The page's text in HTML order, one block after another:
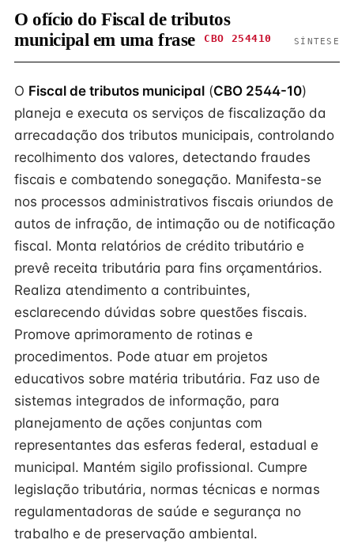
O ofício do Fiscal de tributos
municipal em uma frase
CBO 254410 SÍNTESE
O Fiscal de tributos municipal (CBO 2544-10)
planeja e executa os serviços de fiscalização da
arrecadação dos tributos municipais, controlando
recolhimento dos valores, detectando fraudes
fiscais e combatendo sonegação. Manifesta-se
nos processos administrativos fiscais oriundos de
autos de infração, de intimação ou de notificação
fiscal. Monta relatórios de crédito tributário e
prevê receita tributária para fins orçamentários.
Realiza atendimento a contribuintes,
esclarecendo dúvidas sobre questões fiscais.
Promove aprimoramento de rotinas e
procedimentos. Pode atuar em projetos
educativos sobre matéria tributária. Faz uso de
sistemas integrados de informação, para
planejamento de ações conjuntas com
representantes das esferas federal, estadual e
municipal. Mantém sigilo profissional. Cumpre
legislação tributária, normas técnicas e normas
regulamentadoras de saúde e segurança no
trabalho e de preservação ambiental.